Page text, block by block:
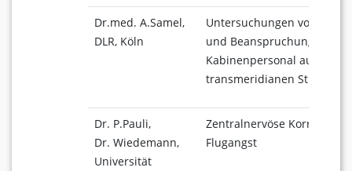
Dr.med. A.Samel,
DLR, Köln
Untersuchungen von Jet-
und Beanspruchung beim
Kabinenpersonal auf
transmeridianen Strecken
Dr. P.Pauli,
Dr. Wiedemann,
Universität
Zentralnervöse Korrelate
Flugangst